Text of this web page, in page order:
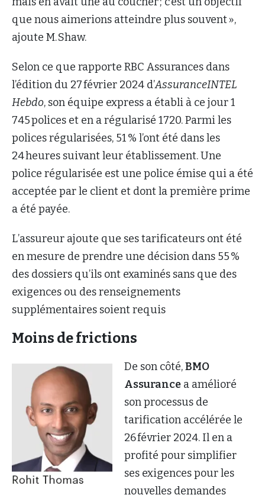
que nous aimerions atteindre plus souvent »,
ajoute M. Shaw.
Selon ce que rapporte RBC Assurances dans
l’édition du 27 février 2024 d’AssuranceINTEL
Hebdo, son équipe express a établi à ce jour 1
745 polices et en a régularisé 1720. Parmi les
polices régularisées, 51 % l’ont été dans les
24 heures suivant leur établissement. Une
police régularisée est une police émise qui a été
acceptée par le client et dont la première prime
a été payée.
L’assureur ajoute que ses tarificateurs ont été
en mesure de prendre une décision dans 55 %
des dossiers qu’ils ont examinés sans que des
exigences ou des renseignements
supplémentaires soient requis
Moins de frictions
De son côté,BMO
Assurance a amélioré
son processus de
tarification accélérée le
26 février 2024. Il en a
profité pour simplifier
ses exigences pour les
nouvelles demandes